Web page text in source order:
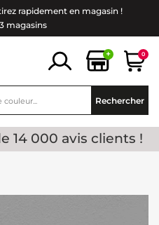
rapidement en magasin !
magasins
+ 0
Rechercher
14 000 avis clients !